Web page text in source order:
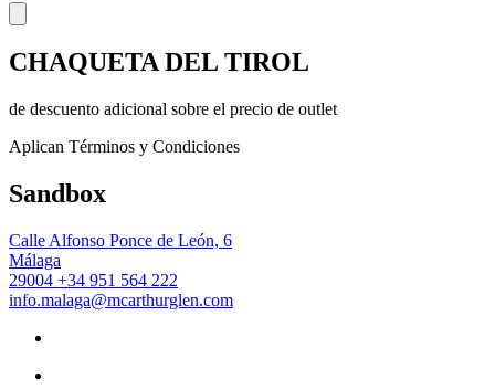
CHAQUETA DEL TIROL
de descuento adicional sobre el precio de outlet
Aplican Términos y Condiciones
Sandbox
Calle Alfonso Ponce de León, 6
Málaga
29004 +34 951 564 222
info.malaga@mcarthurglen.com